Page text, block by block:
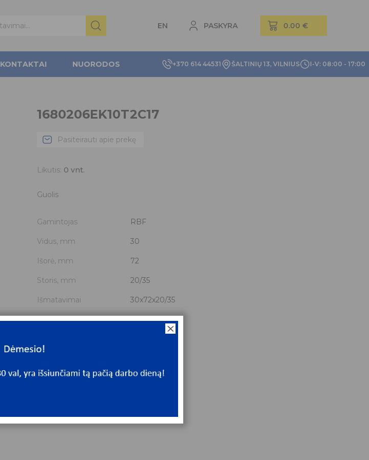
EN PASKYRA
+370 614 44531 ŠALTINIŲ 13, VILNIUS I-V: 08:00 - 17:00
KONTAKTAI NUORODOS
1680206EK10T2C17
Pasiteirauti apie prekę
Likutis: 0 vnt.
Guolis
Gamintojas RBF
Vidus, mm 30
Išorė, mm 72
Storis, mm 20/35
Išmatavimai 30x72x20/35
Mato vnt. VNT